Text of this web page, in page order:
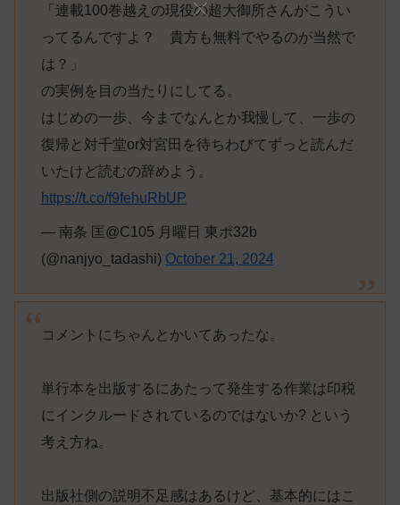
「連載100巻越えの現役の超大御所さんがこうい
ってるんですよ？ 貴方も無料でやるのが当然で
は？」
の実例を目の当たりにしてる。
はじめの一歩、今までなんとか我慢して、一歩の
復帰と対千堂or対宮田を待ちわびてずっと読んだ
いたけど読むの辞めよう。
https://t.co/f9fehuRbUP
— 南条 匡@C105 月曜日 東ポ32b
(@nanjyo_tadashi) October 21, 2024
コメントにちゃんとかいてあったな。
単行本を出版するにあたって発生する作業は印税
にインクルードされているのではないか? という
考え方ね。
出版社側の説明不足感はあるけど、基本的にはこ